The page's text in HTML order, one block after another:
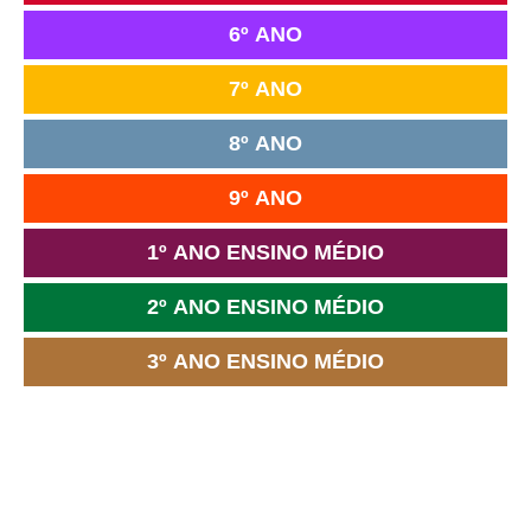
6º ANO
7º ANO
8º ANO
9º ANO
1º ANO ENSINO MÉDIO
2º ANO ENSINO MÉDIO
3º ANO ENSINO MÉDIO